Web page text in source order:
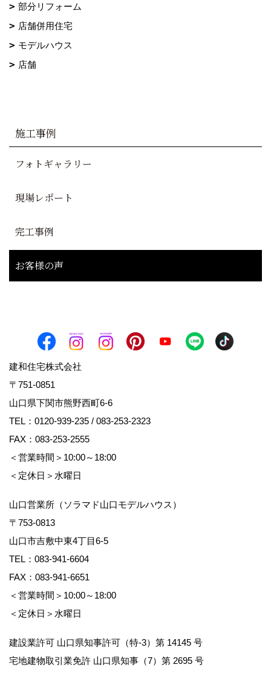
部分リフォーム
店舗併用住宅
モデルハウス
店舗
施工事例
フォトギャラリー
現場レポート
完工事例
お客様の声
建和住宅株式会社
〒751-0851
山口県下関市熊野西町6-6
TEL： 0120-939-235 / 083-253-2323
FAX：083-253-2555
＜営業時間＞10:00～18:00
＜定休日＞水曜日
山口営業所（ソラマド山口モデルハウス）
〒753-0813
山口市吉敷中東4丁目6-5
TEL： 083-941-6604
FAX：083-941-6651
＜営業時間＞10:00～18:00
＜定休日＞水曜日
建設業許可 山口県知事許可（特-3）第 14145 号
宅地建物取引業免許 山口県知事（7）第 2695 号